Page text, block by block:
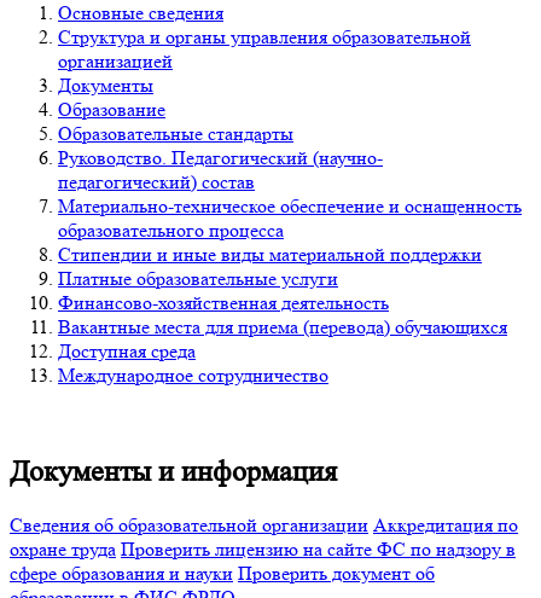
Основные сведения
Структура и органы управления образовательной
организацией
Документы
Образование
Образовательные стандарты
Руководство. Педагогический (научно-
педагогический) состав
Материально-техническое обеспечение и оснащенность
образовательного процесса
Стипендии и иные виды материальной поддержки
Платные образовательные услуги
Финансово-хозяйственная деятельность
Вакантные места для приема (перевода) обучающихся
Доступная среда
Международное сотрудничество
Документы и информация
Сведения об образовательной организации Аккредитация по
охране труда Проверить лицензию на сайте ФС по надзору в
сфере образования и науки Проверить документ об